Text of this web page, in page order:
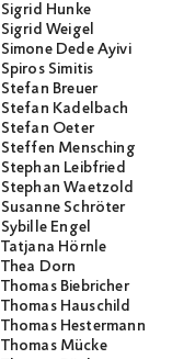
Sigrid Hunke
Sigrid Weigel
Simone Dede Ayivi
Spiros Simitis
Stefan Breuer
Stefan Kadelbach
Stefan Oeter
Steffen Mensching
Stephan Leibfried
Stephan Waetzold
Susanne Schröter
Sybille Engel
Tatjana Hörnle
Thea Dorn
Thomas Biebricher
Thomas Hauschild
Thomas Hestermann
Thomas Mücke